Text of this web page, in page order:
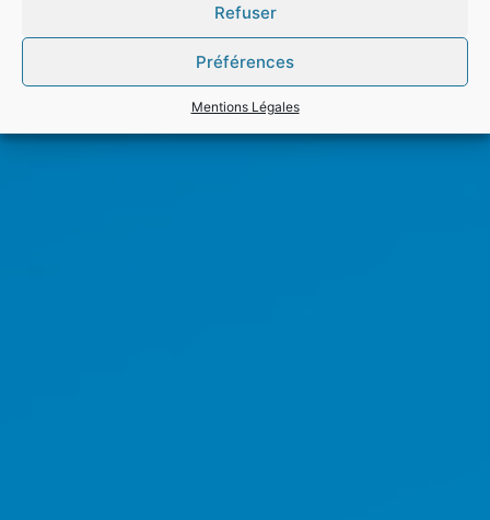
Refuser
Préférences
Mentions Légales